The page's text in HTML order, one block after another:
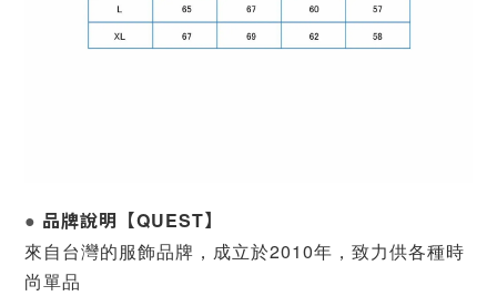
● 品牌說明 【QUEST】
來自台灣的服飾品牌， 成立於2010年，致力供各種時
尚單品